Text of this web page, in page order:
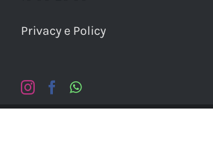
Privacy e Policy